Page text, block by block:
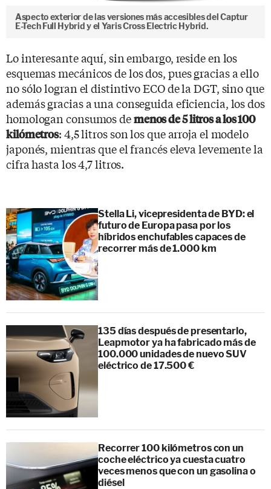
Aspecto exterior de las versiones más accesibles del Captur
E-Tech Full Hybrid y el Yaris Cross Electric Hybrid.
Lo interesante aquí, sin embargo, reside en los
esquemas mecánicos de los dos, pues gracias a ello
no sólo logran el distintivo ECO de la DGT, sino que
además gracias a una conseguida eficiencia, los dos
homologan consumos demenos de 5 litros a los 100
kilómetros: 4,5 litros son los que arroja el modelo
japonés, mientras que el francés eleva levemente la
cifra hasta los 4,7 litros.
Stella Li, vicepresidenta de BYD: el
futuro de Europa pasa por los
híbridos enchufables capaces de
recorrer más de 1.000 km
135 días después de presentarlo,
Leapmotor ya ha fabricado más de
100.000 unidades de nuevo SUV
eléctrico de 17.500 €
Recorrer 100 kilómetros con un
coche eléctrico ya cuesta cuatro
veces menos que con un gasolina o
diésel